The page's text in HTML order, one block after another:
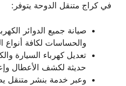
في كراج متنقل الدوحة يتوفر:
صيانة جميع الدوائر
والحساسات لكافة أنواع
تعديل كهرباء السيارة
حديثة لكشف الأعطال
وعبر خدمة بنشر